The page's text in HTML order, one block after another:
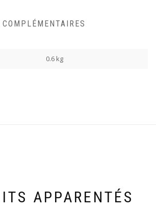
0.6 kg
APPARENTÉS